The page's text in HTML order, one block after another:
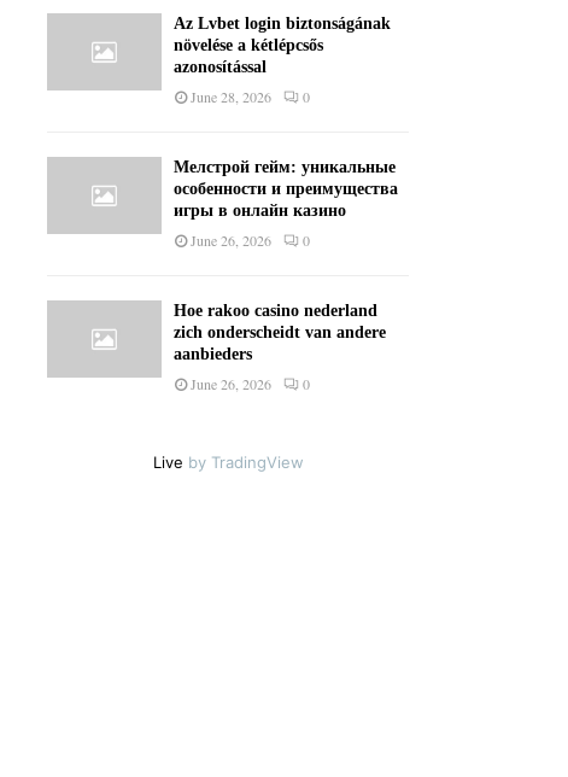
Az Lvbet login biztonságának
növelése a kétlépcsős
azonosítással
June 28, 2026 0
Мелстрой гейм: уникальные
особенности и преимущества
игры в онлайн казино
June 26, 2026 0
Hoe rakoo casino nederland
zich onderscheidt van andere
aanbieders
June 26, 2026 0
Live by TradingView